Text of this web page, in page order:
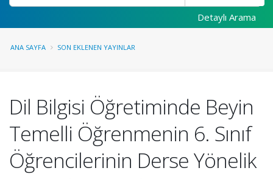
Detaylı Arama
ANA SAYFA SON EKLENEN YAYINLAR
Dil Bilgisi Öğretiminde Beyin
Temelli Öğrenmenin 6. Sınıf
Öğrencilerinin Derse Yönelik